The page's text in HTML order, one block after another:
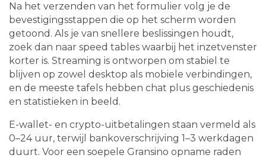
Na het verzenden van het formulier volg je de
bevestigingsstappen die op het scherm worden
getoond. Als je van snellere beslissingen houdt,
zoek dan naar speed tables waarbij het inzetvenster
korter is. Streaming is ontworpen om stabiel te
blijven op zowel desktop als mobiele verbindingen,
en de meeste tafels hebben chat plus geschiedenis
en statistieken in beeld.
E-wallet- en crypto-uitbetalingen staan vermeld als
0–24 uur, terwijl bankoverschrijving 1–3 werkdagen
duurt. Voor een soepele Gransino opname raden